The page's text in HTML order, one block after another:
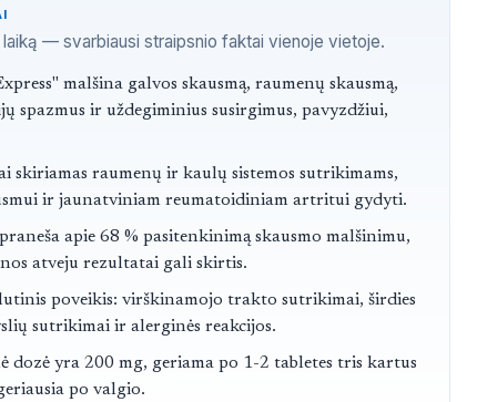
laiką — svarbiausi straipsnio faktai vienoje vietoje.
malšina galvos skausmą, raumenų skausmą,
spazmus ir uždegiminius susirgimus, pavyzdžiui,
skiriamas raumenų ir kaulų sistemos sutrikimams,
ir jaunatviniam reumatoidiniam artritui gydyti.
apie 68 % pasitenkinimą skausmo malšinimu,
atveju rezultatai gali skirtis.
poveikis: virškinamojo trakto sutrikimai, širdies
sutrikimai ir alerginės reakcijos.
dozė yra 200 mg, geriama po 1-2 tabletes tris kartus
po valgio.